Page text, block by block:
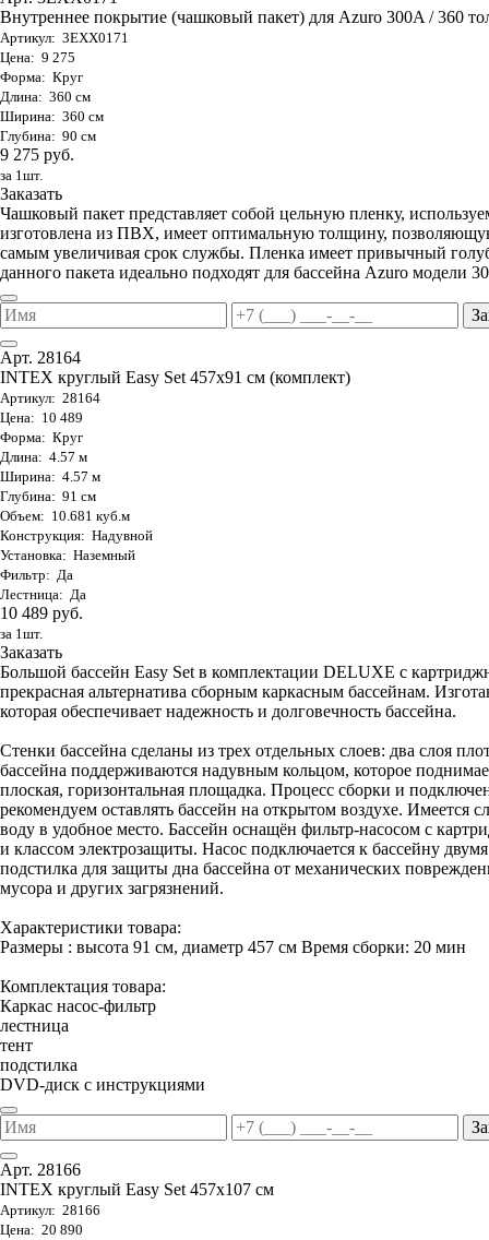
Внутреннее покрытие (чашковый пакет) для Azuro 300A / 360
Артикул: 3EXX0171
Цена: 9 275
Форма: Круг
Длина: 360 см
Ширина: 360 см
Глубина: 90 см
9 275 руб.
за 1шт.
Заказать
Чашковый пакет представляет собой цельную пленку,
изготовлена из ПВХ, имеет оптимальную толщину,
самым увеличивая срок службы. Пленка имеет привычный
данного пакета идеально подходят для бассейна Azuro модели
Арт. 28164
INTEX круглый Easy Set 457х91 см (комплект)
Артикул: 28164
Цена: 10 489
Форма: Круг
Длина: 4.57 м
Ширина: 4.57 м
Глубина: 91 см
Объем: 10.681 куб.м
Конструкция: Надувной
Установка: Наземный
Фильтр: Да
Лестница: Да
10 489 руб.
за 1шт.
Заказать
Большой бассейн Easy Set в комплектации DELUXE с
прекрасная альтернатива сборным каркасным бассейнам.
которая обеспечивает надежность и долговечность бассейна.
Стенки бассейна сделаны из трех отдельных слоев: два слоя
бассейна поддерживаются надувным кольцом, которое
плоская, горизонтальная площадка. Процесс сборки и
рекомендуем оставлять бассейн на открытом воздухе.
воду в удобное место. Бассейн оснащён фильтр-насосом с
и классом электрозащиты. Насос подключается к бассейну
подстилка для защиты дна бассейна от механических
мусора и других загрязнений.
Характеристики товара:
Размеры : высота 91 см, диаметр 457 см Время сборки: 20 мин
Комплектация товара:
Каркас насос-фильтр
лестница
тент
подстилка
DVD-диск с инструкциями
Арт. 28166
INTEX круглый Easy Set 457х107 см
Артикул: 28166
Цена: 20 890